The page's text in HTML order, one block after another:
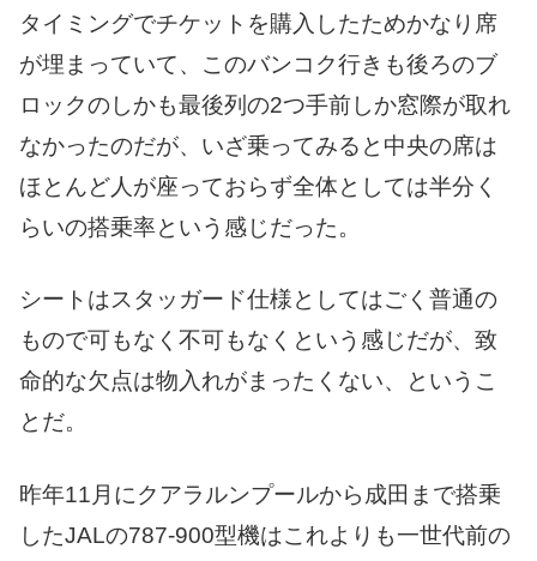
タイミングでチケットを購入したためかなり席
が埋まっていて、このバンコク行きも後ろのブ
ロックのしかも最後列の2つ手前しか窓際が取れ
なかったのだが、いざ乗ってみると中央の席は
ほとんど人が座っておらず全体としては半分く
らいの搭乗率という感じだった。
シートはスタッガード仕様としてはごく普通の
もので可もなく不可もなくという感じだが、致
命的な欠点は物入れがまったくない、というこ
とだ。
昨年11月にクアラルンプールから成田まで搭乗
したJALの787-900型機はこれよりも一世代前の